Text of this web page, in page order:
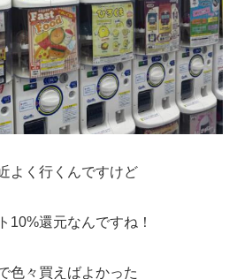
よく行くんですけど
10%還元なんですね！
色々買えばよかった